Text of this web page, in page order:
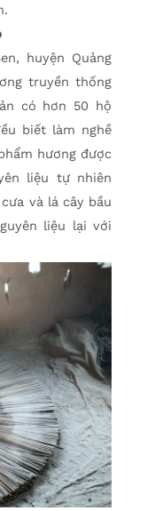
huyện Quảng
truyền thống
có hơn 50 hộ
biết làm nghề
hương được
liệu tự nhiên
và lá cây bầu
liệu lại với